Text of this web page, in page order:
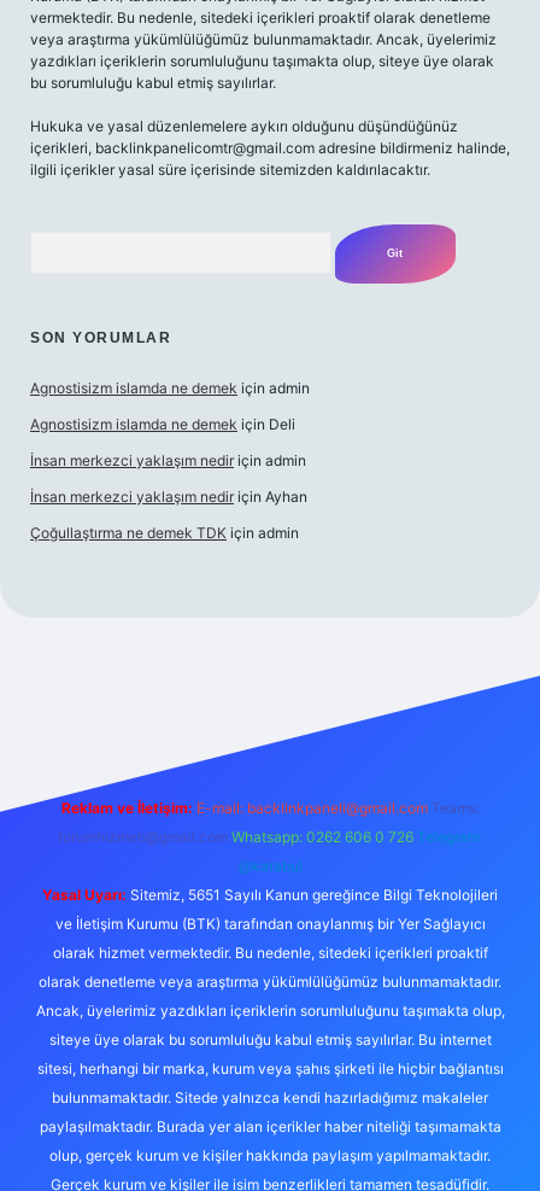
vermektedir. Bu nedenle, sitedeki içerikleri proaktif olarak denetleme
veya araştırma yükümlülüğümüz bulunmamaktadır. Ancak, üyelerimiz
yazdıkları içeriklerin sorumluluğunu taşımakta olup, siteye üye olarak
bu sorumluluğu kabul etmiş sayılırlar.
Hukuka ve yasal düzenlemelere aykırı olduğunu düşündüğünüz
içerikleri, backlinkpanelicomtr@gmail.com adresine bildirmeniz halinde,
ilgili içerikler yasal süre içerisinde sitemizden kaldırılacaktır.
SON YORUMLAR
Agnostisizm islamda ne demek için admin
Agnostisizm islamda ne demek için Deli
İnsan merkezci yaklaşım nedir için admin
İnsan merkezci yaklaşım nedir için Ayhan
Çoğullaştırma ne demek TDK için admin
Reklam ve İletişim: E-mail: backlinkpaneli@gmail.com Teams:
forumhizmeti@gmail.com Whatsapp: 0262 606 0 726 Telegram:
@karabul
Yasal Uyarı: Sitemiz, 5651 Sayılı Kanun gereğince Bilgi Teknolojileri
ve İletişim Kurumu (BTK) tarafından onaylanmış bir Yer Sağlayıcı
olarak hizmet vermektedir. Bu nedenle, sitedeki içerikleri proaktif
olarak denetleme veya araştırma yükümlülüğümüz bulunmamaktadır.
Ancak, üyelerimiz yazdıkları içeriklerin sorumluluğunu taşımakta olup,
siteye üye olarak bu sorumluluğu kabul etmiş sayılırlar. Bu internet
sitesi, herhangi bir marka, kurum veya şahıs şirketi ile hiçbir bağlantısı
bulunmamaktadır. Sitede yalnızca kendi hazırladığımız makaleler
paylaşılmaktadır. Burada yer alan içerikler haber niteliği taşımamakta
olup, gerçek kurum ve kişiler hakkında paylaşım yapılmamaktadır.
Gerçek kurum ve kişiler ile isim benzerlikleri tamamen tesadüfidir.